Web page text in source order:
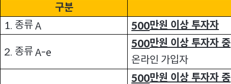
구분
1. 종류A 500만원 이상 투자자
2. 종류A-e
500만원 이상 투자자 중
온라인 가입자
500만원 이상 투자자 중